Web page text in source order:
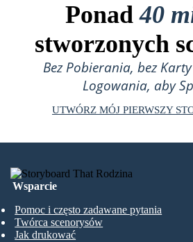
Ponad40
stworzonych
Bez Pobierania, bez
Logowania, aby
UTWÓRZ MÓJ PIERWSZY
Wsparcie
Pomoc i często zadawane pytania
Twórca scenorysów
Jak drukować